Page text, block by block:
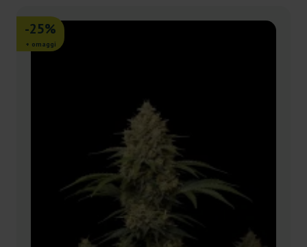
-25%
+ omaggi